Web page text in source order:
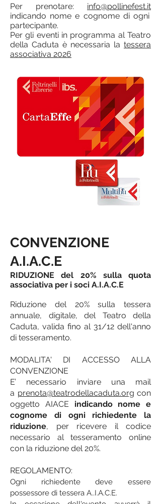
Per prenotare: info@pollinefest.it
indicando nome e cognome di ogni
partecipante.
Per gli eventi in programma al Teatro
della Caduta è necessaria la tessera
associativa 2026
CONVENZIONE
A.I.A.C.E
RIDUZIONE del 20% sulla quota
associativa per i soci A.I.A.C.E
Riduzione del 20% sulla tessera
annuale, digitale, del Teatro della
Caduta, valida fino al 31/12 dell'anno
di tesseramento.
MODALITA' DI ACCESSO ALLA
CONVENZIONE
E’ necessario inviare una mail
a prenota@teatrodellacaduta.org con
oggetto AIACE indicando nome e
cognome di ogni richiedente la
riduzione, per ricevere il codice
necessario al tesseramento online
con la riduzione del 20%.
REGOLAMENTO:
Ogni richiedente deve essere
possessore di tessera A..I.A.C.E.